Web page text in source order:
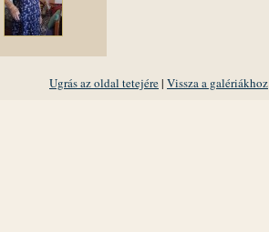
Ugrás az oldal tetejére| Vissza a galériákhoz